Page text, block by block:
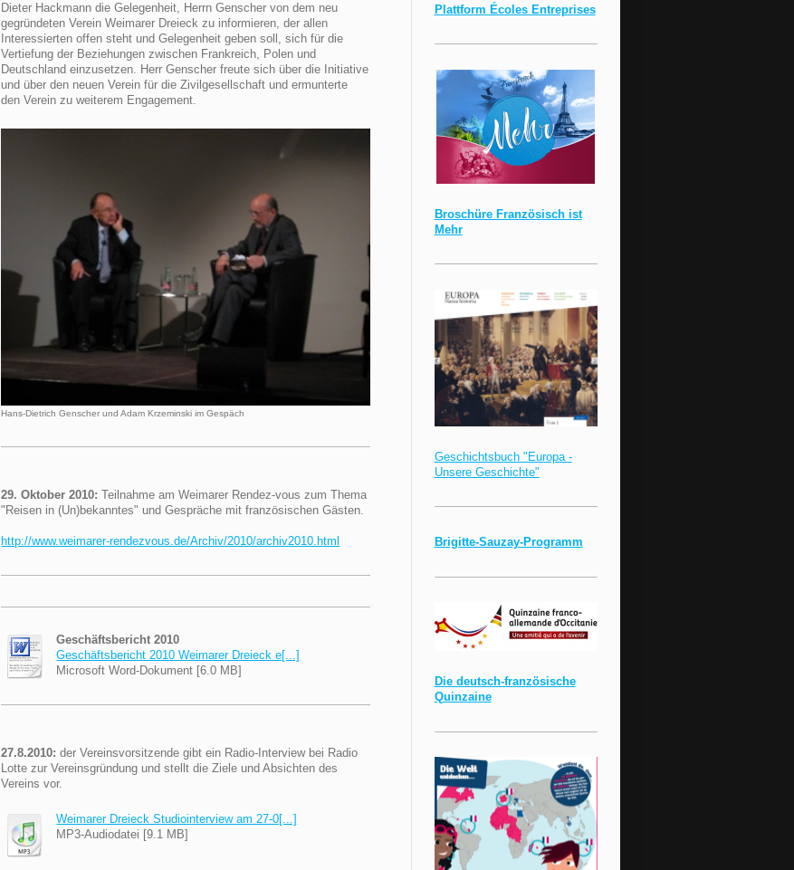
Dieter Hackmann die Gelegenheit, Herrn Genscher von dem neu
gegründeten Verein Weimarer Dreieck zu informieren, der allen
Interessierten offen steht und Gelegenheit geben soll, sich für die
Vertiefung der Beziehungen zwischen Frankreich, Polen und
Deutschland einzusetzen. Herr Genscher freute sich über die Initiative
und über den neuen Verein für die Zivilgesellschaft und ermunterte
den Verein zu weiterem Engagement.
Hans-Dietrich Genscher und Adam Krzeminski im Gespäch
29. Oktober 2010: Teilnahme am Weimarer Rendez-vous zum Thema
"Reisen in (Un)bekanntes" und Gespräche mit französischen Gästen.
http://www.weimarer-rendezvous.de/Archiv/2010/archiv2010.html
Geschäftsbericht 2010
Geschäftsbericht 2010 Weimarer Dreieck e[...]
Microsoft Word-Dokument [6.0 MB]
27.8.2010: der Vereinsvorsitzende gibt ein Radio-Interview bei Radio
Lotte zur Vereinsgründung und stellt die Ziele und Absichten des
Vereins vor.
Weimarer Dreieck Studiointerview am 27-0[...]
MP3-Audiodatei [9.1 MB]
Plattform Écoles Entreprises
Broschüre Französisch ist
Mehr
Geschichtsbuch "Europa -
Unsere Geschichte"
Brigitte-Sauzay-Programm
Die deutsch-französische
Quinzaine